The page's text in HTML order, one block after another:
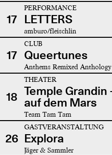
17
PERFORMANCE
LETTERS
amburo/fleischlin
17
CLUB
Queertunes
Anthems Remixed Anthology
18
THEATER
Temple Grandin
auf dem Mars
Team Tam Tam
26
GASTVERANSTALTUNG
Explora
Jäger & Sammler